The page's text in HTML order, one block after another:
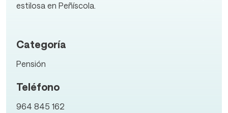
estilosa en Peñíscola.
Categoría
Pensión
Teléfono
964 845 162